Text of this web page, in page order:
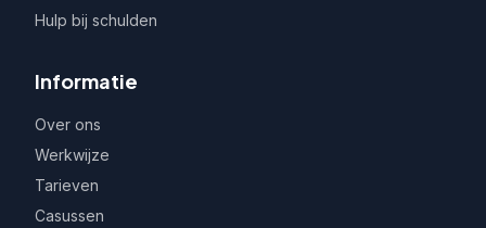
Hulp bij schulden
Informatie
Over ons
Werkwijze
Tarieven
Casussen